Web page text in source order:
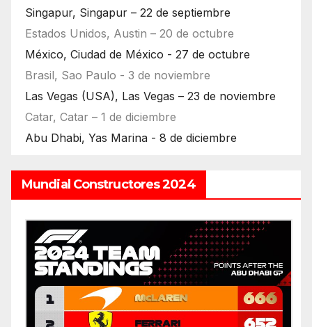
Singapur, Singapur – 22 de septiembre
Estados Unidos, Austin – 20 de octubre
México, Ciudad de México - 27 de octubre
Brasil, Sao Paulo - 3 de noviembre
Las Vegas (USA), Las Vegas – 23 de noviembre
Catar, Catar – 1 de diciembre
Abu Dhabi, Yas Marina - 8 de diciembre
Mundial Constructores 2024